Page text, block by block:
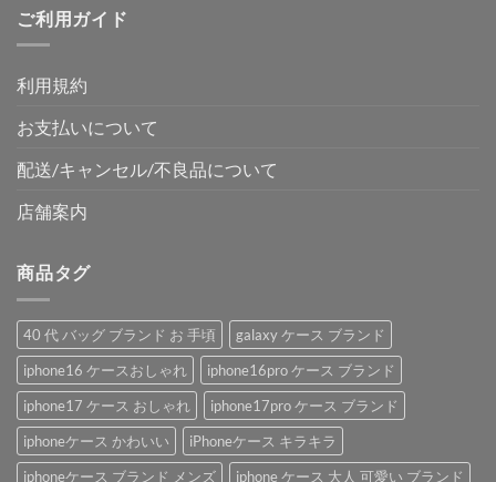
ご利用ガイド
利用規約
お支払いについて
配送/キャンセル/不良品について
店舗案内
商品タグ
40 代 バッグ ブランド お 手頃
galaxy ケース ブランド
iphone16 ケースおしゃれ
iphone16pro ケース ブランド
iphone17 ケース おしゃれ
iphone17pro ケース ブランド
iphoneケース かわいい
iPhoneケース キラキラ
iphoneケース ブランド メンズ
iphone ケース 大人 可愛い ブランド